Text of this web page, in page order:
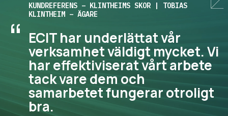
“
KUNDREFERENS – KLINTHEIMS SKOR | TOBIAS
KLINTHEIM – ÄGARE
ECIT har underlättat vår
verksamhet väldigt mycket. Vi
har effektiviserat vårt arbete
tack vare dem och
samarbetet fungerar otroligt
bra.